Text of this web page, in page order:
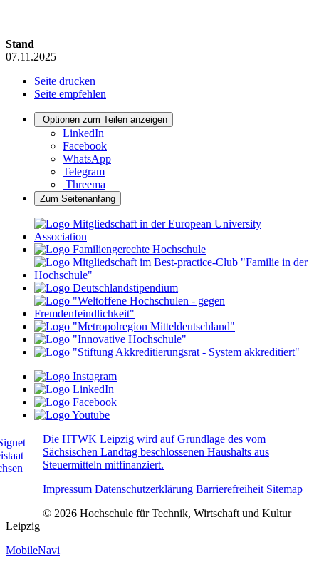
Stand
07.11.2025
Seite drucken
Seite empfehlen
Optionen zum Teilen anzeigen
LinkedIn
Facebook
WhatsApp
Telegram
Threema
Zum Seitenanfang
Die HTWK Leipzig wird auf Grundlage des vom
Sächsischen Landtag beschlossenen Haushalts aus
Steuermitteln mitfinanziert.
Impressum Datenschutzerklärung Barrierefreiheit Sitemap
© 2026 Hochschule für Technik, Wirtschaft und Kultur
Leipzig
MobileNavi